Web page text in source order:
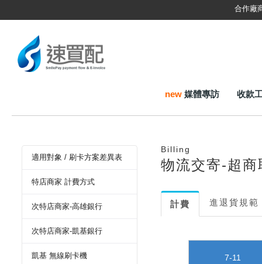
合作廠
new 媒體專訪 收款
適用對象 / 刷卡方案差異表
特店商家 計費方式
次特店商家-高雄銀行
次特店商家-凱基銀行
凱基 無線刷卡機
Billing
物流交寄-超
計費 進退貨規範
7-11